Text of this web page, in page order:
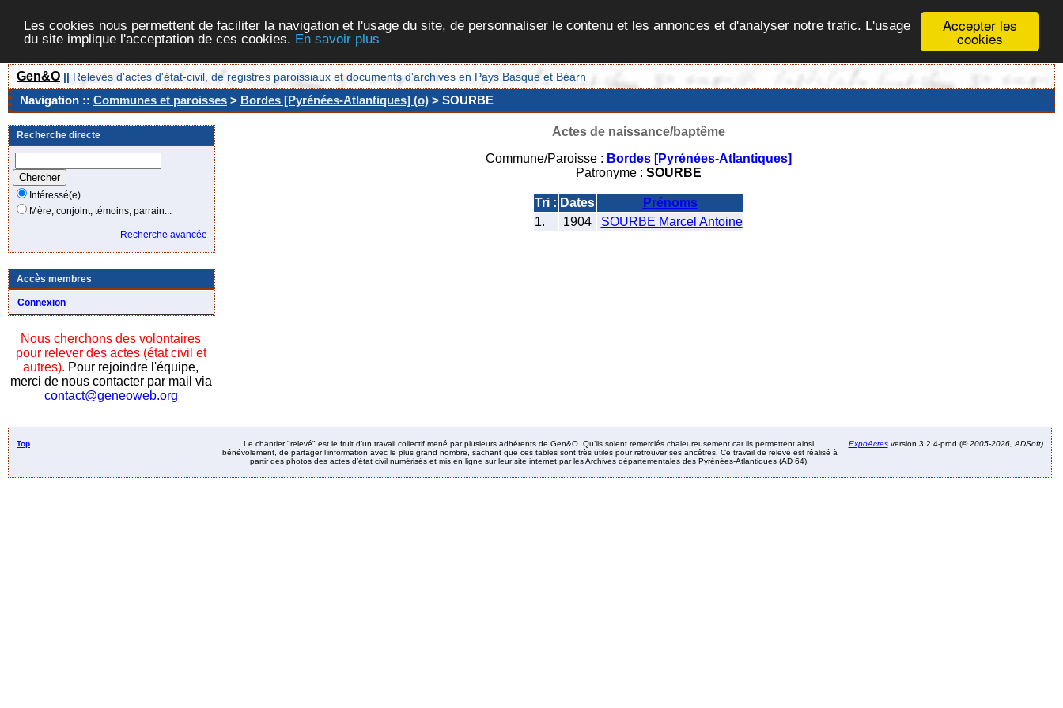
Accepter les
cookies
Les cookies nous permettent de faciliter la navigation et l'usage du site, de personnaliser le contenu et les annonces et d'analyser notre trafic. L'usage
du site implique l'acceptation de ces cookies. En savoir plus
Gen&O || Relevés d'actes d'état-civil, de registres paroissiaux et documents d'archives en Pays Basque et Béarn
Navigation :: Communes et paroisses > Bordes [Pyrénées-Atlantiques] (o) > SOURBE
Recherche directe
Intéressé(e)
Mère, conjoint, témoins, parrain...
Recherche avancée
Accès membres
Connexion
Nous cherchons des volontaires
pour relever des actes (état civil et
autres). Pour rejoindre l'équipe,
merci de nous contacter par mail via
contact@geneoweb.org
Actes de naissance/baptême
Commune/Paroisse : Bordes [Pyrénées-Atlantiques]
Patronyme : SOURBE
Tri : Dates
Prénoms
1.
1904 SOURBE Marcel Antoine
Top
Le chantier "relevé" est le fruit d’un travail collectif mené par plusieurs adhérents de Gen&O. Qu’ils soient remerciés chaleureusement car ils permettent ainsi,
bénévolement, de partager l’information avec le plus grand nombre, sachant que ces tables sont très utiles pour retrouver ses ancêtres. Ce travail de relevé est réalisé à
partir des photos des actes d’état civil numérisés et mis en ligne sur leur site internet par les Archives départementales des Pyrénées-Atlantiques (AD 64).
ExpoActesversion 3.2.4-prod (©2005-2026, ADSoft)